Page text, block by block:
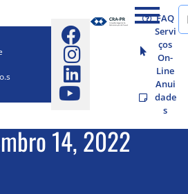
FAQ
Servi
ços
On-
Line
Anui
dade
s
14, 2022